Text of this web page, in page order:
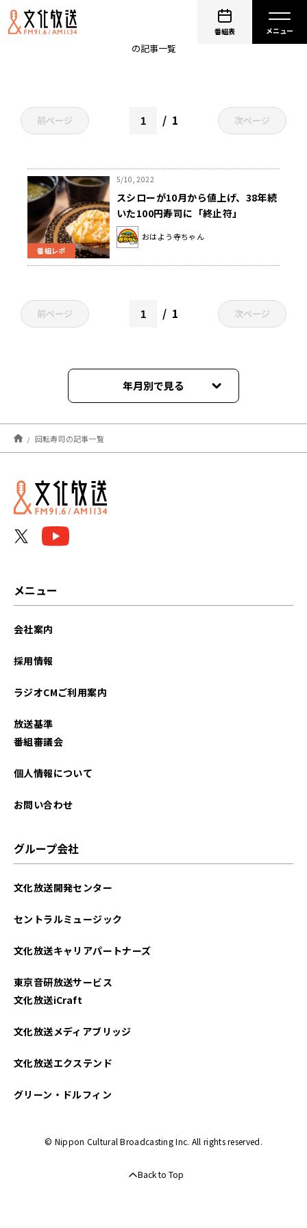
番組表
の記事一覧
前ページ 1 次ページ
番組レポ
5/10, 2022
スシローが10月から値上げ、38年続
いた100円寿司に「終止符」
おはよう寺ちゃん
前ページ 1 次ページ
年月別で見る
2022年05月
回転寿司の記事一覧
メニュー
会社案内
採用情報
ラジオCMご利用案内
放送基準
番組審議会
個人情報について
お問い合わせ
グループ会社
文化放送開発センター
セントラルミュージック
文化放送キャリアパートナーズ
東京音研放送サービス
文化放送iCraft
文化放送メディアブリッジ
文化放送エクステンド
グリーン・ドルフィン
© Nippon Cultural Broadcasting Inc. All rights reserved.
Back to Top